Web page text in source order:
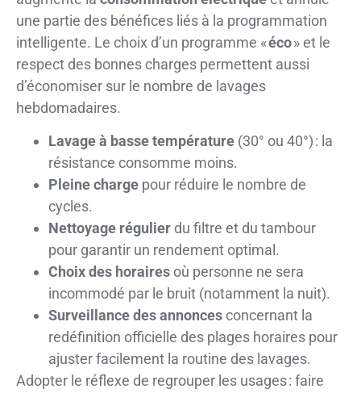
une partie des bénéfices liés à la programmation
intelligente. Le choix d’un programme «éco» et le
respect des bonnes charges permettent aussi
d’économiser sur le nombre de lavages
hebdomadaires.
Lavage à basse température (30° ou 40°) : la
résistance consomme moins.
Pleine charge pour réduire le nombre de
cycles.
Nettoyage régulier du filtre et du tambour
pour garantir un rendement optimal.
Choix des horaires où personne ne sera
incommodé par le bruit (notamment la nuit).
Surveillance des annoncesconcernant la
redéfinition officielle des plages horaires pour
ajuster facilement la routine des lavages.
Adopter le réflexe de regrouper les usages : faire